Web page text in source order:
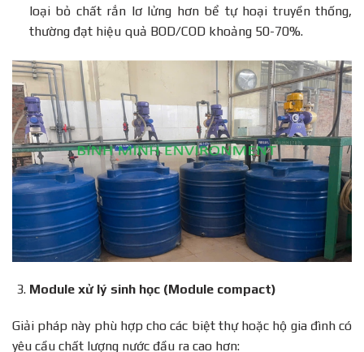
loại bỏ chất rắn lơ lửng hơn bể tự hoại truyền thống,
thường đạt hiệu quả BOD/COD khoảng 50-70%.
Module xử lý sinh học (Module compact)
Giải pháp này phù hợp cho các biệt thự hoặc hộ gia đình có
yêu cầu chất lượng nước đầu ra cao hơn: